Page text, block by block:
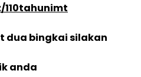
dua bingkai silakan
anda